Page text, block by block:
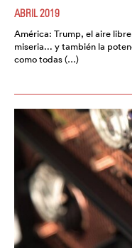
ABRIL 2019
América: Trump, el aire
miseria... y también la
como todas (…)